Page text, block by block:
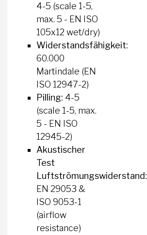
4-5 (scale 1-5,
max. 5 - EN ISO
105x12 wet/dry)
Widerstandsfähigkeit:
60.000
Martindale (EN
ISO 12947-2)
Pilling: 4-5
(scale 1-5, max.
5 - EN ISO
12945-2)
Akustischer
Test
Luftströmungswiderstand:
EN 29053 &
ISO 9053-1
(airflow
resistance)